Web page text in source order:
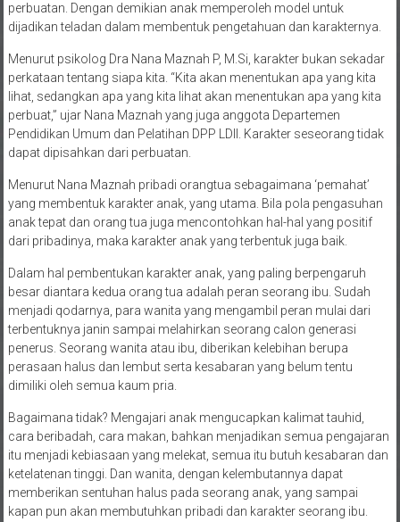
perbuatan. Dengan demikian anak memperoleh model untuk
dijadikan teladan dalam membentuk pengetahuan dan karakternya.
Menurut psikolog Dra Nana Maznah P, M.Si, karakter bukan sekadar
perkataan tentang siapa kita. “Kita akan menentukan apa yang kita
lihat, sedangkan apa yang kita lihat akan menentukan apa yang kita
perbuat,” ujar Nana Maznah yang juga anggota Departemen
Pendidikan Umum dan Pelatihan DPP LDII. Karakter seseorang tidak
dapat dipisahkan dari perbuatan.
Menurut Nana Maznah pribadi orangtua sebagaimana ‘pemahat’
yang membentuk karakter anak, yang utama. Bila pola pengasuhan
anak tepat dan orang tua juga mencontohkan hal-hal yang positif
dari pribadinya, maka karakter anak yang terbentuk juga baik.
Dalam hal pembentukan karakter anak, yang paling berpengaruh
besar diantara kedua orang tua adalah peran seorang ibu. Sudah
menjadi qodarnya, para wanita yang mengambil peran mulai dari
terbentuknya janin sampai melahirkan seorang calon generasi
penerus. Seorang wanita atau ibu, diberikan kelebihan berupa
perasaan halus dan lembut serta kesabaran yang belum tentu
dimiliki oleh semua kaum pria.
Bagaimana tidak? Mengajari anak mengucapkan kalimat tauhid,
cara beribadah, cara makan, bahkan menjadikan semua pengajaran
itu menjadi kebiasaan yang melekat, semua itu butuh kesabaran dan
ketelatenan tinggi. Dan wanita, dengan kelembutannya dapat
memberikan sentuhan halus pada seorang anak, yang sampai
kapan pun akan membutuhkan pribadi dan karakter seorang ibu.